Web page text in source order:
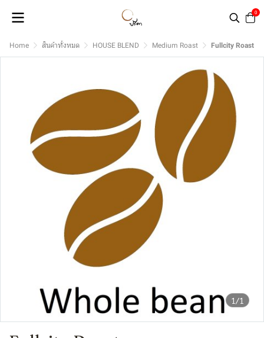
0
Home สินค้าทั้งหมด HOUSE BLEND Medium Roast Fullcity Roast
1/1